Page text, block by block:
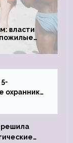
власти
пожилые
охранник
решила